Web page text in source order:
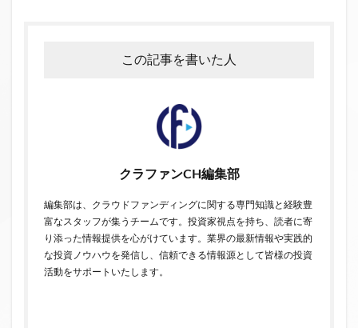
この記事を書いた人
クラファンCH編集部
編集部は、クラウドファンディングに関する専門知識と経験豊
富なスタッフが集うチームです。投資家視点を持ち、読者に寄
り添った情報提供を心がけています。業界の最新情報や実践的
な投資ノウハウを発信し、信頼できる情報源として皆様の投資
活動をサポートいたします。